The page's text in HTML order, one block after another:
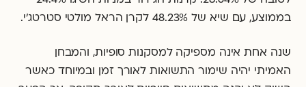
בממוצע, עם שיא של 48.23% לקרן הראל מולטי סטרטג'י.
שנה אחת אינה מספיקה למסקנות סופיות, והמבחן
האמיתי יהיה שימור התשואות לאורך זמן ובמיוחד כאשר